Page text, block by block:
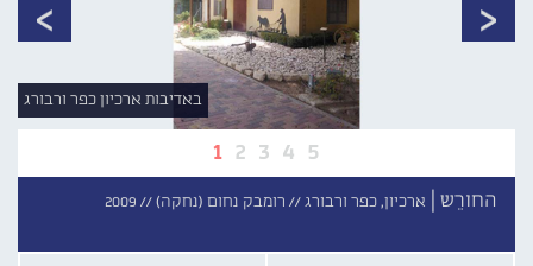
1 2 3 4 5
באדיבות ארכיון כפר ורבורג
החורֵש | ארכיון, כפר ורבורג // רומבק נחום (נחקה) // 2009